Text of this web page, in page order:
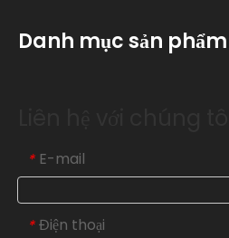
Danh mục sản phẩm
* E-mail
* Điện thoại